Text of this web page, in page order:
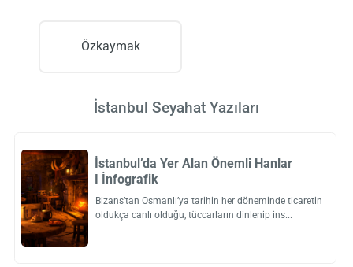
Özkaymak
İstanbul Seyahat Yazıları
İstanbul’da Yer Alan Önemli Hanlar
I İnfografik
Bizans’tan Osmanlı’ya tarihin her döneminde ticaretin
oldukça canlı olduğu, tüccarların dinlenip ins